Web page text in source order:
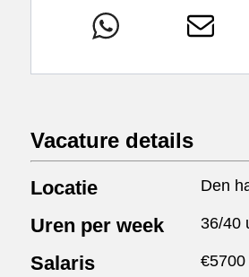
Vacature details
Locatie Den
Uren per week 36/40
Salaris €5700